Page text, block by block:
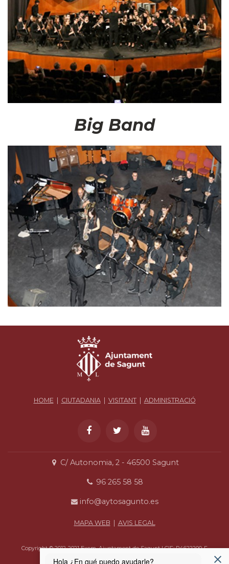
Big Band
HOME CIUTADANIA| VISITANT| ADMINISTRACIÓ
C/ Autonomia, 2 - 46500 Sagunt
96 265 58 58
info@aytosagunto.es
MAPA WEB | AVIS LEGAL
Copyright © 2012-2021 Excm. Ajuntament de Sagunt | CIF: P4622200-F